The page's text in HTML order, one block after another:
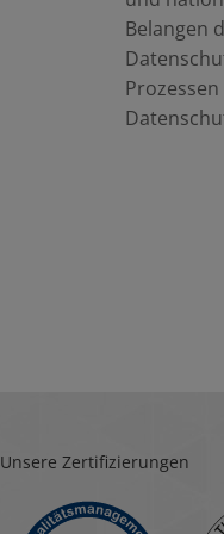
Belangen
Unsere Zertifizierungen